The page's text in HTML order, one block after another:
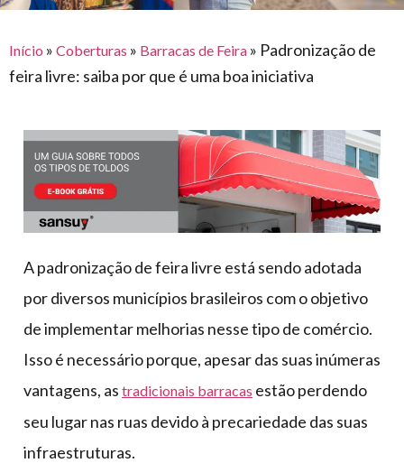
eventos
para
agronegócio
toldos
construção
civil
mercado
automotivo
móveis,
calçados,
epi's
e
multiúso
e logística
armazenagem
lonas
de
caminhoneiro
Início » Coberturas » Barracas de Feira » Padronização de
feira livre: saiba por que é uma boa iniciativa
A padronização de feira livre está sendo adotada
por diversos municípios brasileiros com o objetivo
de implementar melhorias nesse tipo de comércio.
Isso é necessário porque, apesar das suas inúmeras
vantagens, as tradicionais barracas estão perdendo
seu lugar nas ruas devido à precariedade das suas
infraestruturas.